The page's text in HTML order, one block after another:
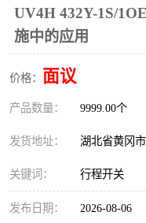
UV4H 432Y-1S/
施中的应用
价格： 面议
产品数量： 9999.00个
发货地址： 湖北省黄冈
关键词： 行程开关
发布日期： 2026-08-06
限位开关
速度传感器
微电脑超速开关